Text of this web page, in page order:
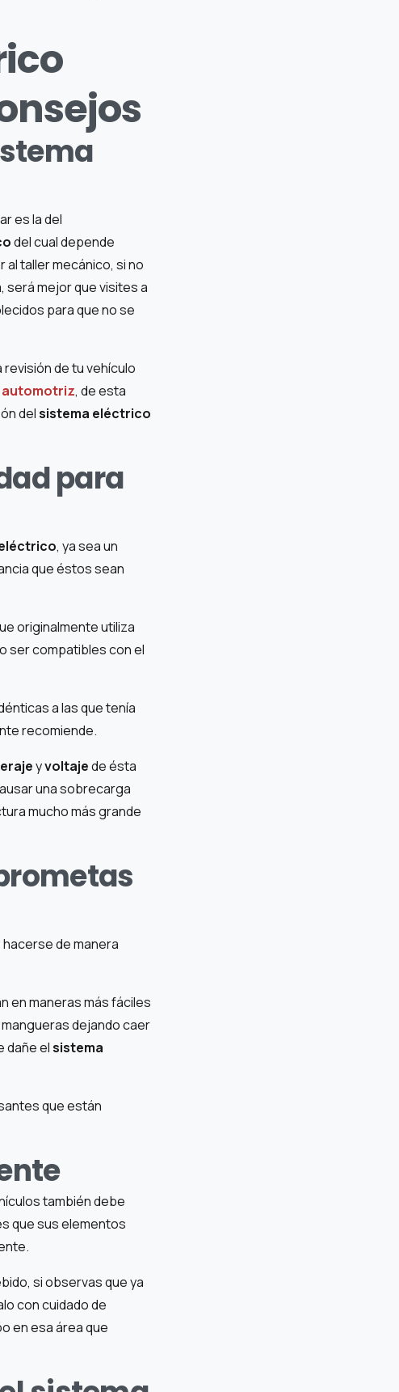
es la del
del cual depende
taller mecánico, si no
será mejor que visites a
para que no se
de tu vehículo
, de esta
delsistema eléctrico
para
, ya sea un
que éstos sean
originalmente utiliza
ser compatibles con el
a las que tenía
recomiende.
yvoltajede ésta
una sobrecarga
mucho más grande
de manera
en maneras más fáciles
dejando caer
dañe elsistema
que están
también debe
que sus elementos
si observas que ya
con cuidado de
en esa área que